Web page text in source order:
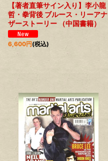
【著者直筆サイン入り】李小龍
哲・拳背後 ブルース・リーアナ
ザーストーリー （中国書籍）
6,600円(税込)